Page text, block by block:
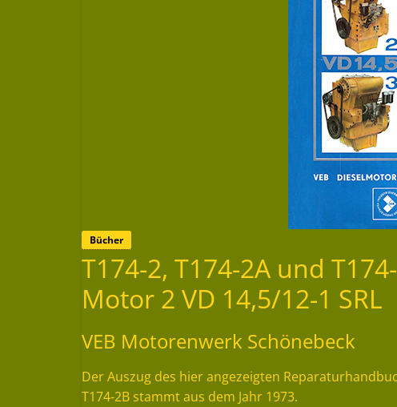
Bücher
T174-2, T174-2A und
Motor 2 VD 14,5/12-1 SRL
VEB Motorenwerk Schönebeck
Der Auszug des hier angezeigten
T174-2B stammt aus dem Jahr 1973.